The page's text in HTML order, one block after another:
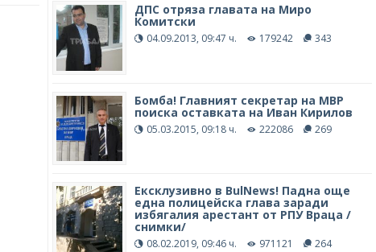
ДПС отряза главата на Миро
Комитски
04.09.2013, 09:47 ч. 179242 343
Бомба! Главният секретар на МВР
поиска оставката на Иван Кирилов
05.03.2015, 09:18 ч. 222086 269
Ексклузивно в BulNews! Падна още
една полицейска глава заради
избягалия арестант от РПУ Враца /
снимки/
08.02.2019, 09:46 ч. 971121 264